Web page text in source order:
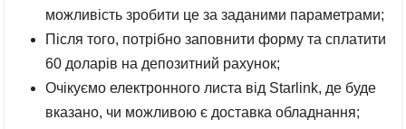
можливість зробити це за заданими параметрами;
Після того, потрібно заповнити форму та сплатити
60 доларів на депозитний рахунок;
Очікуємо електронного листа від Starlink, де буде
вказано, чи можливою є доставка обладнання;